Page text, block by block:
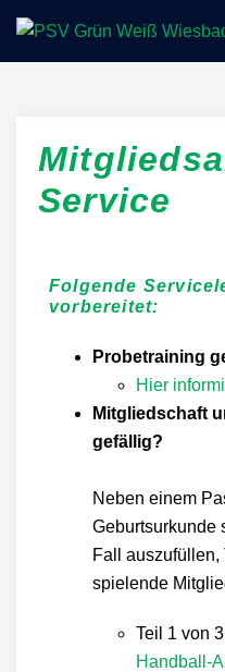
Service
Folgende
vorbereitet:
Probetraining
Hier
Mitgliedschaft
gefällig?
Neben einem
Geburtsurkunde
Fall auszufüllen,
spielende
Teil 1 von
Handball-